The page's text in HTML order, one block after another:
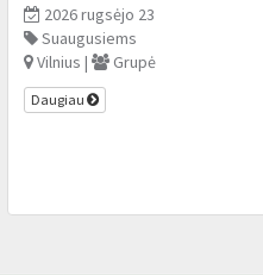
2026 rugsėjo 23
Suaugusiems
Vilnius |
Grupė
Daugiau